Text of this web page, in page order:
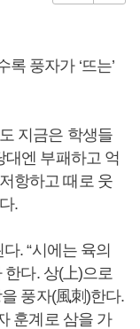
풍자가 ‘뜨는’
지금은 학생들
대엔 부패하고 억
항하고 때로 웃
.
. “시에는 육의
한다. 상(上)으로
풍자(風刺)한다.
훈계로 삼을 가